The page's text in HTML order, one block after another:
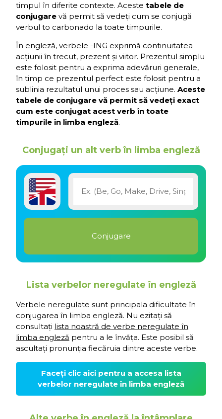
timpul în diferite contexte. Aceste tabele de
conjugare vă permit să vedeți cum se conjugă
verbul to carbonado la toate timpurile.
În engleză, verbele -ING exprimă continuitatea
acțiunii în trecut, prezent și viitor. Prezentul simplu
este folosit pentru a exprima adevăruri generale,
în timp ce prezentul perfect este folosit pentru a
sublinia rezultatul unui proces sau acțiune. Aceste
tabele de conjugare vă permit să vedeți exact
cum este conjugat acest verb în toate
timpurile în limba engleză.
Conjugați un alt verb în limba engleză
Lista verbelor neregulate în engleză
Verbele neregulate sunt principala dificultate în
conjugarea în limba engleză. Nu ezitați să
consultați lista noastră de verbe neregulate în
limba engleză pentru a le învăța. Este posibil să
ascultați pronunția fiecăruia dintre aceste verbe.
Faceți clic aici pentru a accesa lista
verbelor neregulate în limba engleză